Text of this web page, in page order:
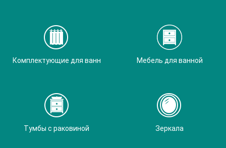
Комплектующие для ванн Мебель для ванной
Тумбы с раковиной Зеркала